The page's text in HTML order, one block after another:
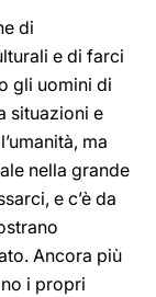
di
e di farci
gli uomini di
situazioni e
ma
nella grande
e c’è da
Ancora più
i propri